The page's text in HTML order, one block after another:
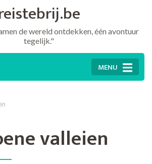
de wereld ontdekken, één avontuur
tegelijk."
MENU
valleien